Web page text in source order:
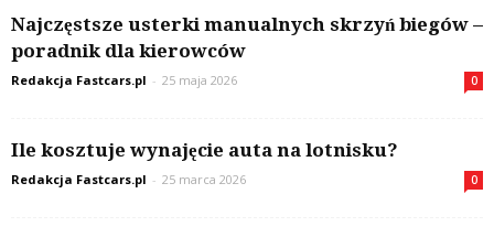
Najczęstsze usterki manualnych skrzyń biegów –
poradnik dla kierowców
Redakcja Fastcars.pl - 25 maja 2026 0
Ile kosztuje wynajęcie auta na lotnisku?
Redakcja Fastcars.pl - 25 marca 2026 0